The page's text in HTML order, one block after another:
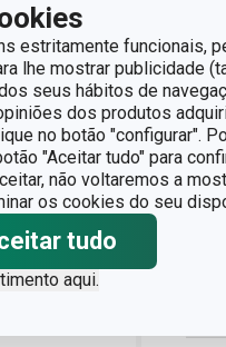
estritamente funcionais,
lhe mostrar publicidade
seus hábitos de
dos produtos
no botão "configurar".
"Aceitar tudo" para
não voltaremos a
os cookies do seu
tudo
aqui.